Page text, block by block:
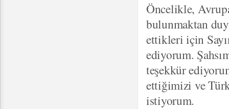
Öncelikle,
bulunmaktan
ettikleri için
ediyorum.
teşekkür
ettiğimizi ve
istiyorum.